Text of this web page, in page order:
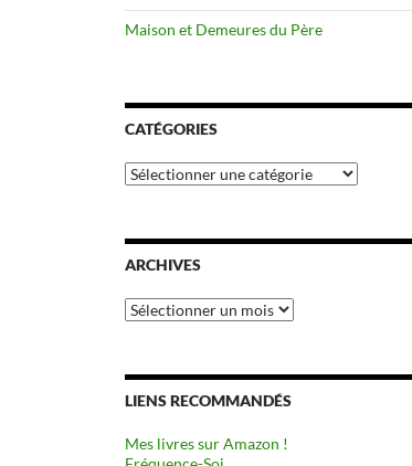
Maison et Demeures du Père
CATÉGORIES
Catégories
ARCHIVES
Archives
LIENS RECOMMANDÉS
Mes livres sur Amazon !